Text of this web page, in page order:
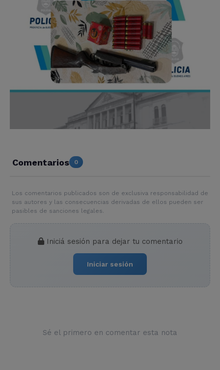
Comentarios 0
Los comentarios publicados son de exclusiva responsabilidad de
sus autores y las consecuencias derivadas de ellos pueden ser
pasibles de sanciones legales.
Iniciá sesión para dejar tu comentario
Iniciar sesión
Sé el primero en comentar esta nota